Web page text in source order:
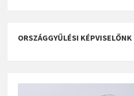
ORSZÁGGYŰLÉSI KÉPVISELŐNK